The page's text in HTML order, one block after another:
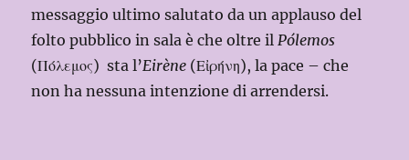
messaggio ultimo salutato da un applauso del
folto pubblico in sala è che oltre ilPólemos
(Πόλεμος) sta l’Eirène (Εἰρήνη), la pace – che
non ha nessuna intenzione di arrendersi.